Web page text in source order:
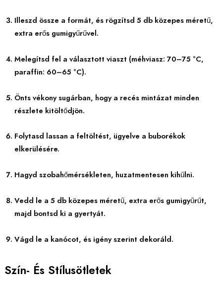
Illeszd össze a formát, és rögzítsd 5 db közepes méretű,
extra erős gumigyűrűvel.
Melegítsd fel a választott viaszt (méhviasz: 70–75 °C,
paraffin: 60–65 °C).
Önts vékony sugárban, hogy a recés mintázat minden
részlete kitöltődjön.
Folytasd lassan a feltöltést, ügyelve a buborékok
elkerülésére.
Hagyd szobahőmérsékleten, huzatmentesen kihűlni.
Vedd le a 5 db közepes méretű, extra erős gumigyűrűt,
majd bontsd ki a gyertyát.
Vágd le a kanócot, és igény szerint dekoráld.
Szín- És Stílusötletek